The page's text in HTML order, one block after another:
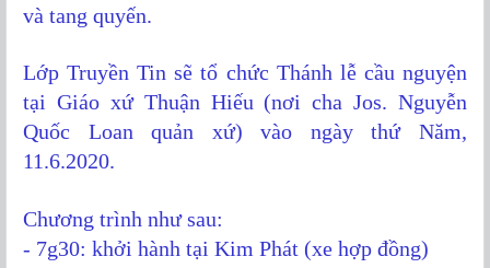
và tang quyến.
Lớp Truyền Tin sẽ tổ chức Thánh lễ cầu nguyện
tại Giáo xứ Thuận Hiếu (nơi cha Jos. Nguyễn
Quốc Loan quản xứ) vào ngày thứ Năm,
11.6.2020.
Chương trình như sau:
- 7g30: khởi hành tại Kim Phát (xe hợp đồng)